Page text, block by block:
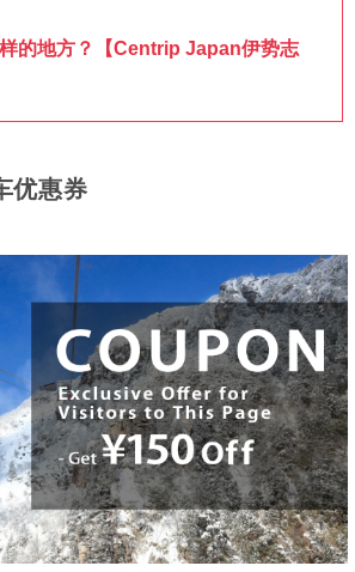
的地方？【Centrip Japan伊势志
优惠券